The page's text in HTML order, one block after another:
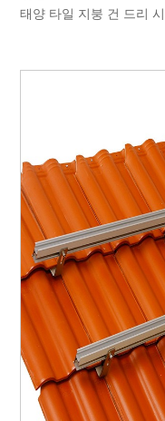
태양 타일 지붕 건 드리